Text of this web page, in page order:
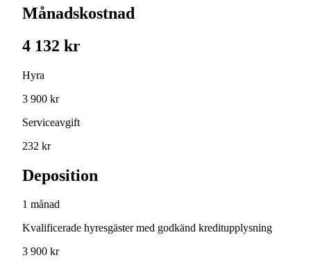
Månadskostnad
4 132 kr
Hyra
3 900 kr
Serviceavgift
232 kr
Deposition
1 månad
Kvalificerade hyresgäster med godkänd kreditupplysning
3 900 kr